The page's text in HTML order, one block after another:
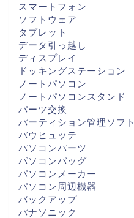
スマートフォン
ソフトウェア
タブレット
データ引っ越し
ディスプレイ
ドッキングステーション
ノートパソコン
ノートパソコンスタンド
パーツ交換
パーティション管理ソフト
バウヒュッテ
パソコンパーツ
パソコンバッグ
パソコンメーカー
パソコン周辺機器
バックアップ
パナソニック